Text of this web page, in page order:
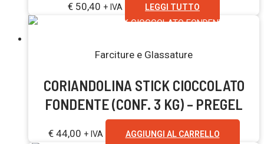
€ 50,40 + IVA LEGGI TUTTO
Farciture e Glassature
CORIANDOLINA STICK CIOCCOLATO
FONDENTE (CONF. 3 KG) – PREGEL
€44,00 + IVA AGGIUNGI AL CARRELLO